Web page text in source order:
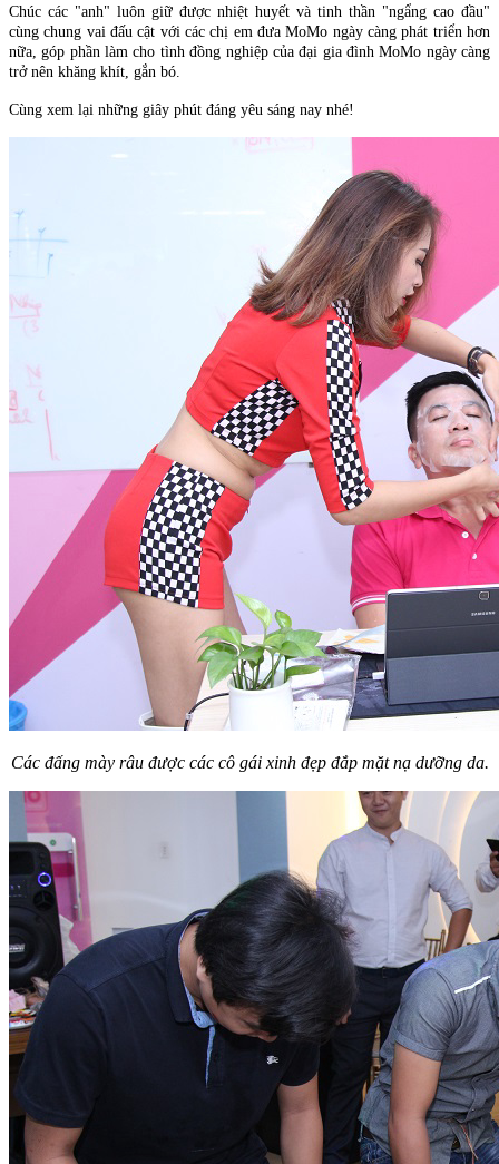
Chúc các "anh" luôn giữ được nhiệt huyết và tinh thần "ngẩng cao đầu"
cùng chung vai đấu cật với các chị em đưa MoMo ngày càng phát triển hơn
nữa, góp phần làm cho tình đồng nghiệp của đại gia đình MoMo ngày càng
trở nên khăng khít, gắn bó.
Cùng xem lại những giây phút đáng yêu sáng nay nhé!
Các đấng mày râu được các cô gái xinh đẹp đắp mặt nạ dưỡng da.